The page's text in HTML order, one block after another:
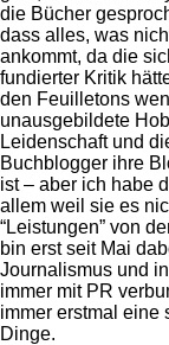
die Bücher
dass alles, was
ankommt, da die
fundierter Kritik
den Feuilletons
unausgebildete
Leidenschaft und
Buchblogger ihre
ist – aber ich habe
allem weil sie es
“Leistungen” von
bin erst seit Mai
Journalismus und
immer mit PR
immer erstmal eine
Dinge.